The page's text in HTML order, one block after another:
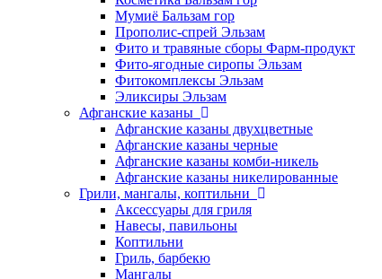
Мумиё Бальзам гор
Прополис-спрей Эльзам
Фито и травяные сборы Фарм-продукт
Фито-ягодные сиропы Эльзам
Фитокомплексы Эльзам
Эликсиры Эльзам
Афганские казаны
Афганские казаны двухцветные
Афганские казаны черные
Афганские казаны комби-никель
Афганские казаны никелированные
Грили, мангалы, коптильни
Аксессуары для гриля
Навесы, павильоны
Коптильни
Гриль, барбекю
Мангалы